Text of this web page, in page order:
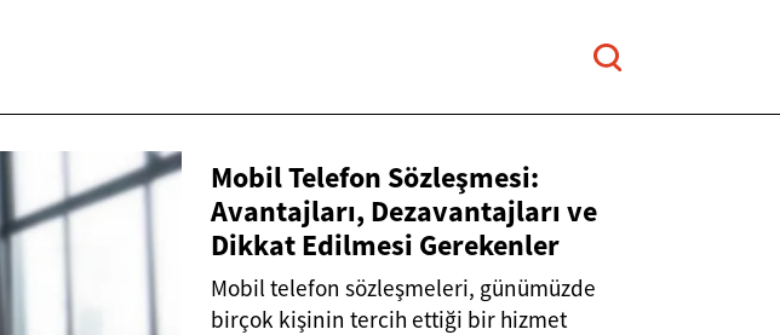
Mobil Telefon Sözleşmesi:
Avantajları, Dezavantajları ve
Dikkat Edilmesi Gerekenler
Mobil telefon sözleşmeleri, günümüzde
birçok kişinin tercih ettiği bir hizmet